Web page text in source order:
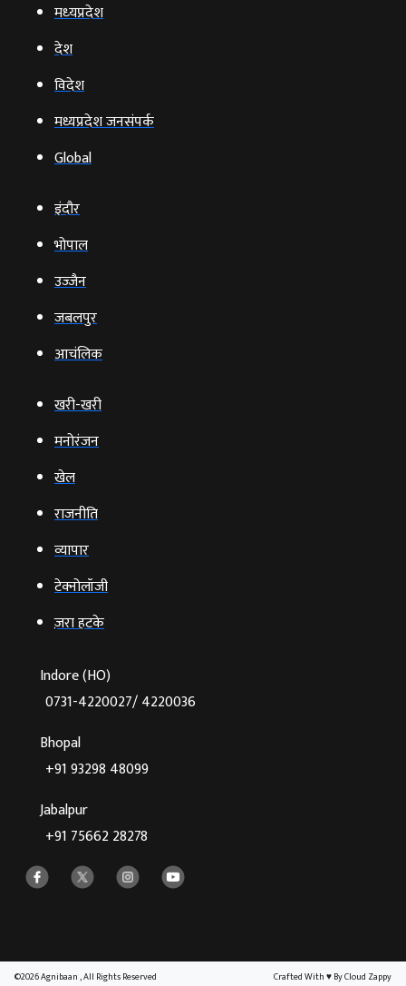
मध्‍यप्रदेश
देश
विदेश
मध्यप्रदेश जनसंपर्क
Global
इंदौर
भोपाल
उज्‍जैन
जबलपुर
आचंलिक
खरी-खरी
मनोरंजन
खेल
राजनीति
व्‍यापार
टेक्‍नोलॉजी
ज़रा हटके
Indore (HO)
0731-4220027/ 4220036
Bhopal
+91 93298 48099
Jabalpur
+91 75662 28278
©2026 Agnibaan , All Rights Reserved Crafted With♥By Cloud Zappy